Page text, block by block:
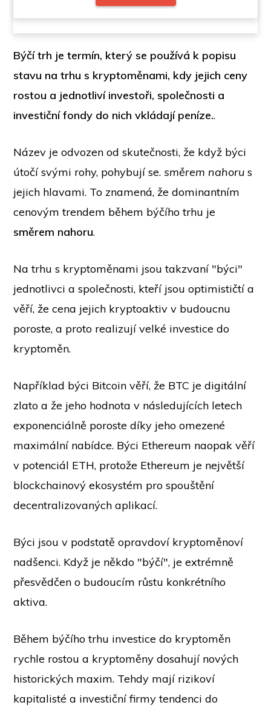
Býčí trh je termín, který se používá k popisu
stavu na trhu s kryptoměnami, kdy jejich ceny
rostou a jednotliví investoři, společnosti a
investiční fondy do nich vkládají peníze..
Název je odvozen od skutečnosti, že když býci
útočí svými rohy, pohybují se.směrem nahorus
jejich hlavami. To znamená, že dominantním
cenovým trendem během býčího trhu je
směrem nahoru.
Na trhu s kryptoměnami jsou takzvaní "býci"
jednotlivci a společnosti, kteří jsou optimističtí a
věří, že cena jejich kryptoaktiv v budoucnu
poroste, a proto realizují velké investice do
kryptoměn.
Například býci Bitcoin věří, že BTC je digitální
zlato a že jeho hodnota v následujících letech
exponenciálně poroste díky jeho omezené
maximální nabídce. Býci Ethereum naopak věří
v potenciál ETH, protože Ethereum je největší
blockchainový ekosystém pro spouštění
decentralizovaných aplikací.
Býci jsou v podstatě opravdoví kryptoměnoví
nadšenci. Když je někdo "býčí", je extrémně
přesvědčen o budoucím růstu konkrétního
aktiva.
Během býčího trhu investice do kryptoměn
rychle rostou a kryptoměny dosahují nových
historických maxim. Tehdy mají rizikoví
kapitalisté a investiční firmy tendenci do